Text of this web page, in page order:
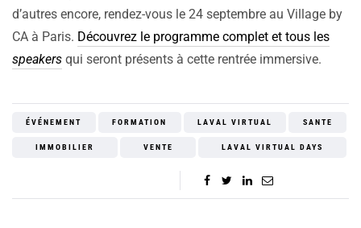
d’autres encore, rendez-vous le 24 septembre au Village by
CA à Paris. Découvrez le programme complet et tous les
speakers qui seront présents à cette rentrée immersive.
ÉVÉNEMENT FORMATION LAVAL VIRTUAL SANTE
IMMOBILIER VENTE LAVAL VIRTUAL DAYS